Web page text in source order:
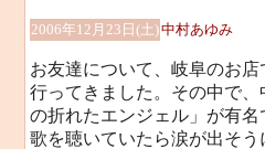
2006年12月23日(土)中村あゆみ
お友達について、岐阜のお
行ってきました。その中で
の折れたエンジェル」が有
歌を聴いていたら涙が出そ